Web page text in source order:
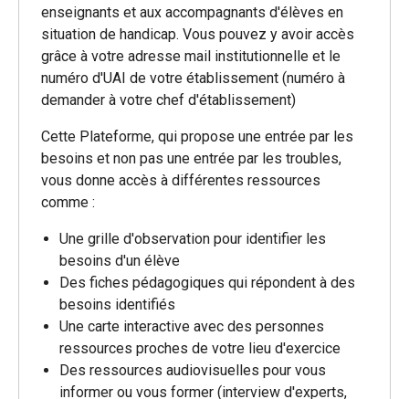
enseignants et aux accompagnants d'élèves en
situation de handicap. Vous pouvez y avoir accès
grâce à votre adresse mail institutionnelle et le
numéro d'UAI de votre établissement (numéro à
demander à votre chef d'établissement)
Cette Plateforme, qui propose une entrée par les
besoins et non pas une entrée par les troubles,
vous donne accès à différentes ressources
comme :
Une grille d'observation pour identifier les
besoins d'un élève
Des fiches pédagogiques qui répondent à des
besoins identifiés
Une carte interactive avec des personnes
ressources proches de votre lieu d'exercice
Des ressources audiovisuelles pour vous
informer ou vous former (interview d'experts,